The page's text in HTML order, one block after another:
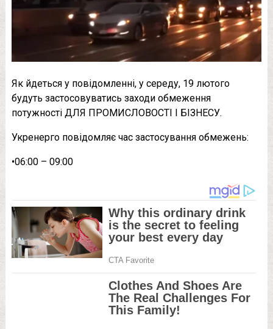
Як йдеться у повідомленні, у середу, 19 лютого
будуть застосовуватись заходи обмеження
потужності ДЛЯ ПРОМИСЛОВОСТІ І БІЗНЕСУ.
Укренерго повідомляє час застосування обмежень:
•06:00 – 09:00